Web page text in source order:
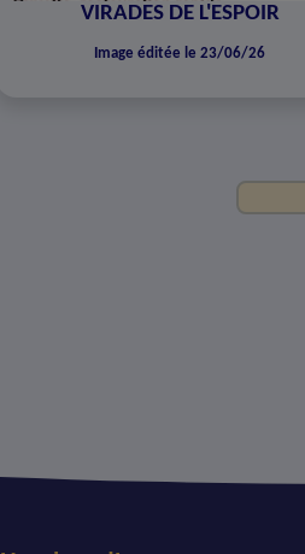
VIRADES DE L'ESPOIR
Image éditée le 23/06/26